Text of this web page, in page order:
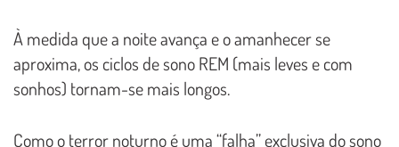
À medida que a noite avança e o amanhecer se
aproxima, os ciclos de sono REM (mais leves e com
sonhos) tornam-se mais longos.
Como o terror noturno é uma “falha” exclusiva do sono